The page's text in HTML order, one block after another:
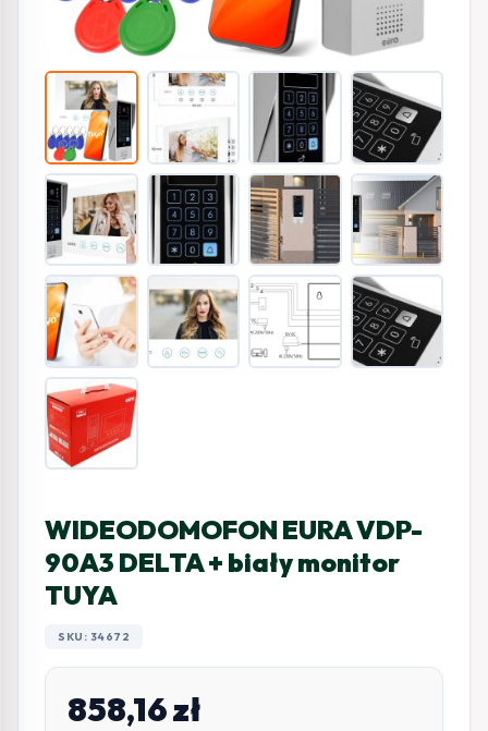
WIDEODOMOFON EURA VDP-
90A3 DELTA + biały monitor
TUYA
SKU: 34672
858,16zł